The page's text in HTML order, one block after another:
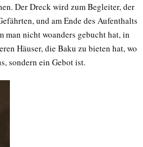
Der Dreck wird zum Begleiter, der
und am Ende des Aufenthalts
man nicht woanders gebucht hat, in
Häuser, die Baku zu bieten hat, wo
sondern ein Gebot ist.